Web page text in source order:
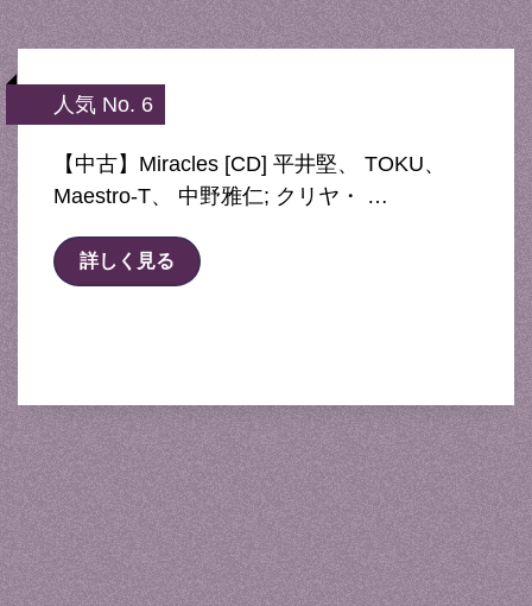
人気 No. 6
【中古】Miracles [CD] 平井堅、 TOKU、
Maestro-T、 中野雅仁; クリヤ・ …
詳しく見る